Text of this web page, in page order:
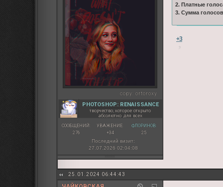
copy: ortoroxy
PHOTOSHOP: RENAISSANCE
творчество, которое открыто
абсолютно для всех
СООБЩЕНИЙ:
276
УВАЖЕНИЕ:
+34
ФЛОРИНОВ:
25
Последний визит:
27.07.2026 02:04:08
2. Платные
3. Сумма
+3
25.01.2024 06:44:43